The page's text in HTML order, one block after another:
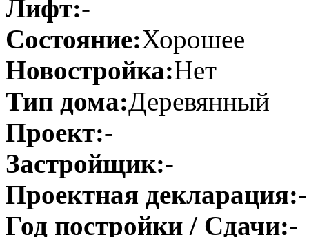
Лифт:-
Состояние:Хорошее
Новостройка:Нет
Тип дома:Деревянный
Проект:-
Застройщик:-
Проектная декларация:-
Год постройки / Сдачи:-